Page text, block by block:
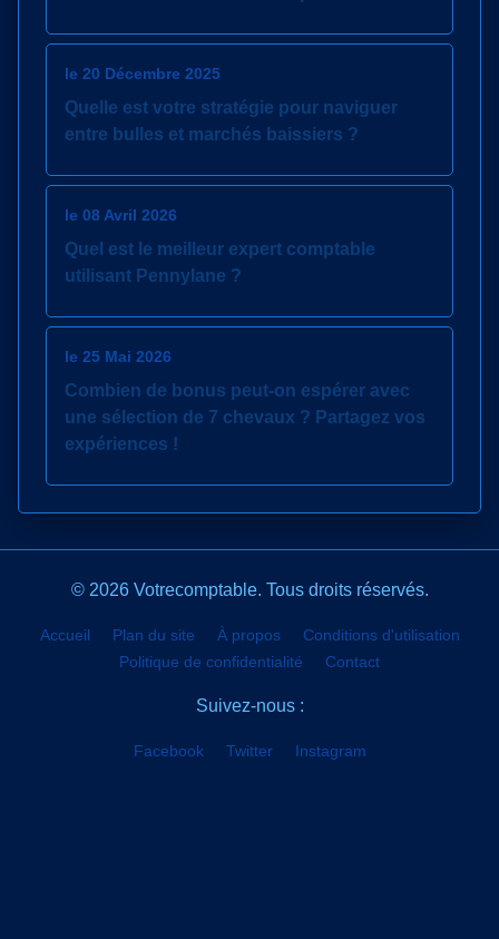
le 20 Décembre 2025
Quelle est votre stratégie pour naviguer
entre bulles et marchés baissiers ?
le 08 Avril 2026
Quel est le meilleur expert comptable
utilisant Pennylane ?
le 25 Mai 2026
Combien de bonus peut-on espérer avec
une sélection de 7 chevaux ? Partagez vos
expériences !
© 2026 Votrecomptable. Tous droits réservés.
Accueil Plan du site À propos
Conditions d'utilisation
Politique de confidentialité
Contact
Suivez-nous :
Facebook Twitter Instagram